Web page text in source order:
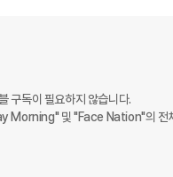
구독이 필요하지 않습니다.
및 "Face Nation"의 전